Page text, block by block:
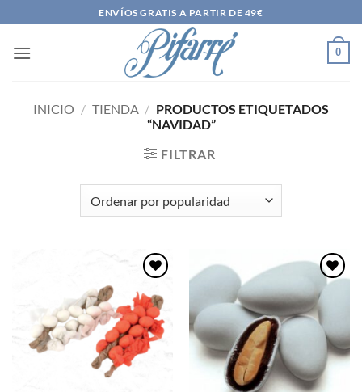
al
contenido
ENVÍOS GRATIS A PARTIR DE 49€
0
INICIO / TIENDA / PRODUCTOS ETIQUETADOS
“NAVIDAD”
FILTRAR
Añadir
a la
lista de
deseos
lista de
deseos